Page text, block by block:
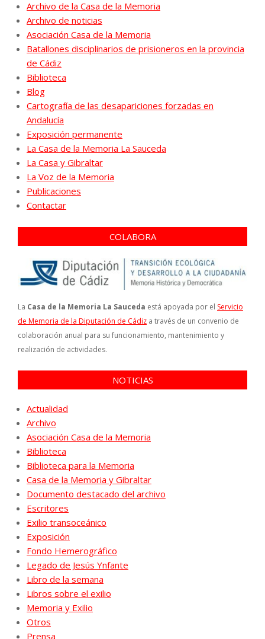
Archivo de la Casa de la Memoria
Archivo de noticias
Asociación Casa de la Memoria
Batallones disciplinarios de prisioneros en la provincia
de Cádiz
Biblioteca
Blog
Cartografía de las desapariciones forzadas en
Andalucía
Exposición permanente
La Casa de la Memoria La Sauceda
La Casa y Gibraltar
La Voz de la Memoria
Publicaciones
Contactar
COLABORA
La Casa de la Memoria La Sauceda está apoyada por el Servicio
de Memoria de la Diputación de Cádiz a través de un convenio de
colaboración anual para su funcionamiento, mantenimiento y
realización de actividades.
NOTICIAS
Actualidad
Archivo
Asociación Casa de la Memoria
Biblioteca
Biblioteca para la Memoria
Casa de la Memoria y Gibraltar
Documento destacado del archivo
Escritores
Exilio transoceánico
Exposición
Fondo Hemerográfico
Legado de Jesús Ynfante
Libro de la semana
Libros sobre el exilio
Memoria y Exilio
Otros
Prensa